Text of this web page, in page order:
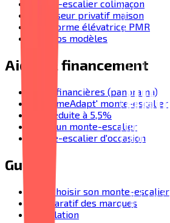
Monte-escalier colimaçon
Ascenseur privatif maison
Plateforme élévatrice PMR
Tous nos modèles
Aides & financement
Aides financières (panorama)
MaPrimeAdapt' monte-escalier
TVA réduite à 5,5%
Prix d'un monte-escalier
Monte-escalier d'occasion
Guides
Bien choisir son monte-escalier
Comparatif des marques
Installation